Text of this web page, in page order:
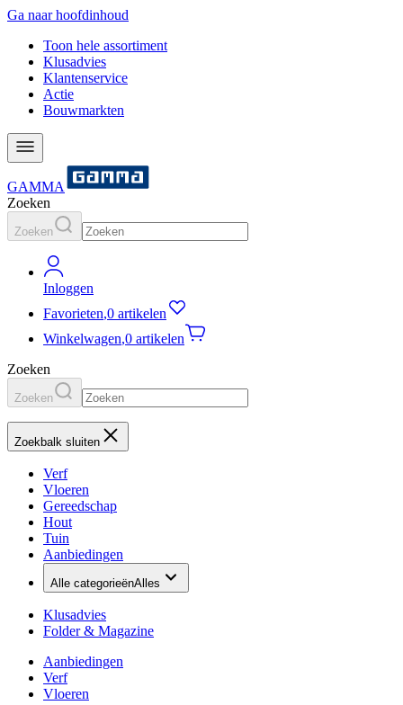
Ga naar hoofdinhoud
Toon hele assortiment
Klusadvies
Klantenservice
Actie
Bouwmarkten
GAMMA
Zoeken
Zoeken
Inloggen
Favorieten,0 artikelen
Winkelwagen,0 artikelen
Zoeken
Zoeken
Zoekbalk sluiten
Verf
Vloeren
Gereedschap
Hout
Tuin
Aanbiedingen
Alle categorieënAlles
Klusadvies
Folder & Magazine
Aanbiedingen
Verf
Vloeren